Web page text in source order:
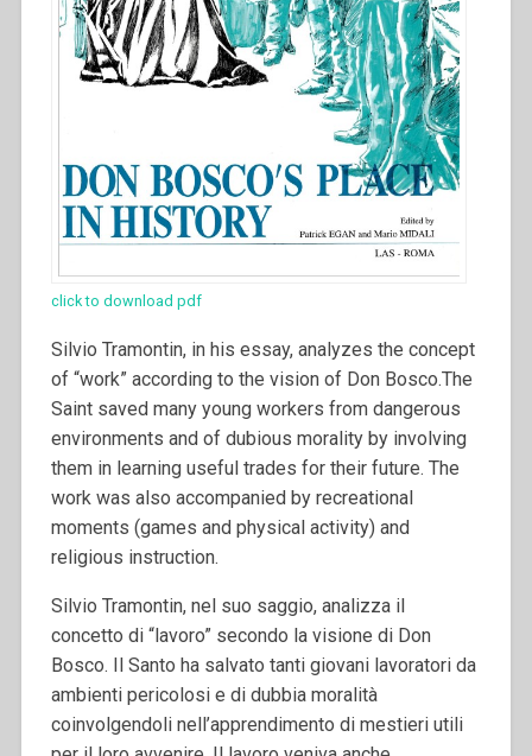
click to download pdf
Silvio Tramontin, in his essay, analyzes the concept
of “work” according to the vision of Don Bosco.The
Saint saved many young workers from dangerous
environments and of dubious morality by involving
them in learning useful trades for their future. The
work was also accompanied by recreational
moments (games and physical activity) and
religious instruction.
Silvio Tramontin, nel suo saggio, analizza il
concetto di “lavoro” secondo la visione di Don
Bosco. Il Santo ha salvato tanti giovani lavoratori da
ambienti pericolosi e di dubbia moralità
coinvolgendoli nell’apprendimento di mestieri utili